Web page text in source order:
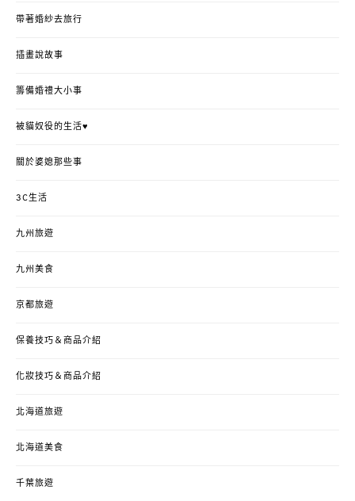
帶著婚紗去旅行
插畫說故事
籌備婚禮大小事
被貓奴役的生活♥
關於婆媳那些事
3C生活
九州旅遊
九州美食
京都旅遊
保養技巧＆商品介紹
化妝技巧＆商品介紹
北海道旅遊
北海道美食
千葉旅遊